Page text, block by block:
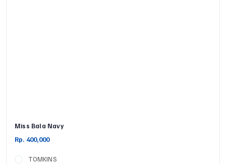
Miss Bala Navy
Rp. 400,000
TOMKINS